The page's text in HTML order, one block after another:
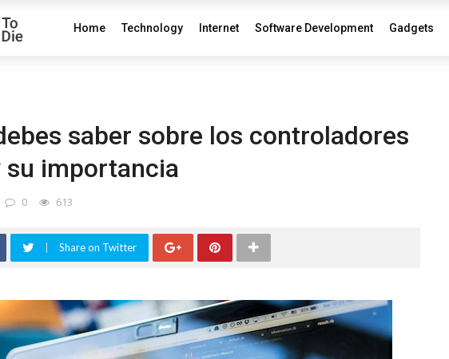
Home Technology Internet Software Development Gadgets
saber sobre los controladores
su importancia
0 613
Share on Twitter